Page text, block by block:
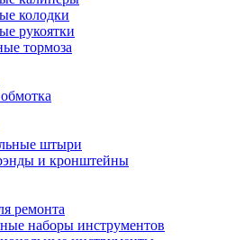
колодки
рукоятки
тормоза
штыри
и кронштейны
ремонта
наборы инструментов